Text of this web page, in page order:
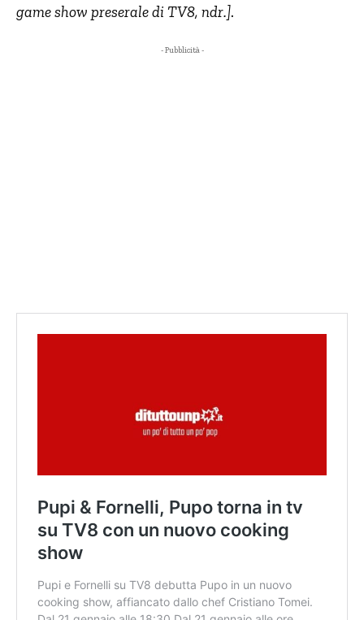
game show preserale di TV8, ndr.].
- Pubblicità -